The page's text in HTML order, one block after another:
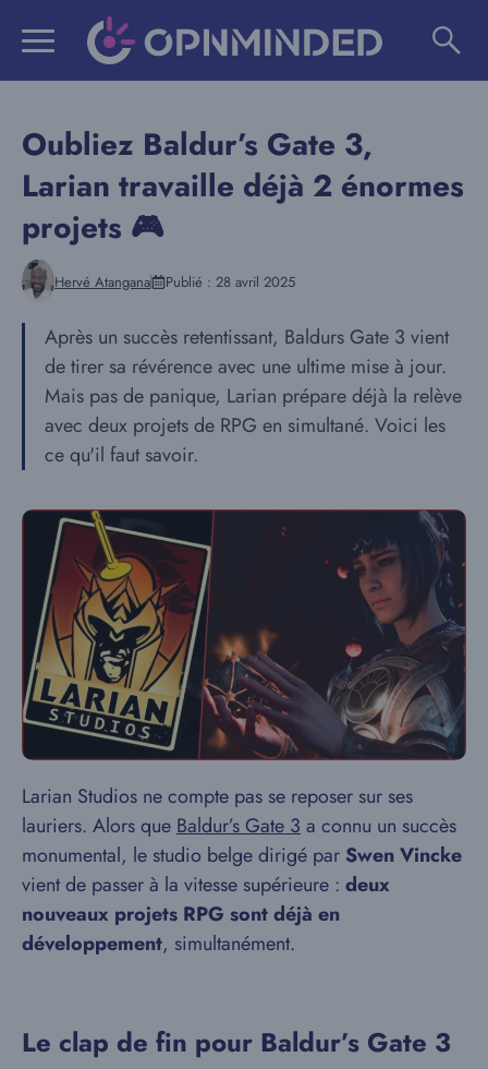
Oubliez Baldur’s Gate 3,
Larian travaille déjà 2 énormes
projets 🎮
Hervé Atangana Publié : 28 avril 2025
Après un succès retentissant, Baldurs Gate 3 vient
de tirer sa révérence avec une ultime mise à jour.
Mais pas de panique, Larian prépare déjà la relève
avec deux projets de RPG en simultané. Voici les
ce qu'il faut savoir.
Larian Studios ne compte pas se reposer sur ses
lauriers. Alors que Baldur’s Gate 3 a connu un succès
monumental, le studio belge dirigé par Swen Vincke
vient de passer à la vitesse supérieure : deux
nouveaux projets RPG sont déjà en
développement, simultanément.
Le clap de fin pour Baldur’s Gate 3